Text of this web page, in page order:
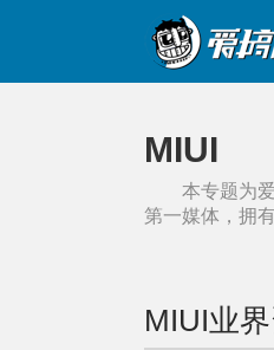
MIUI
本专题为
第一媒体，拥
MIUI业